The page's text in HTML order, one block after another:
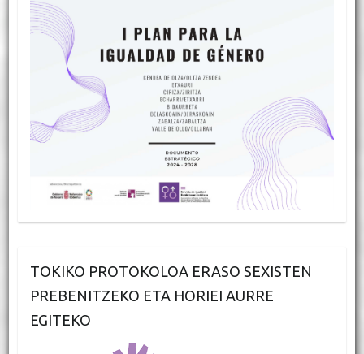
TOKIKO PROTOKOLOA ERASO SEXISTEN
PREBENITZEKO ETA HORIEI AURRE
EGITEKO